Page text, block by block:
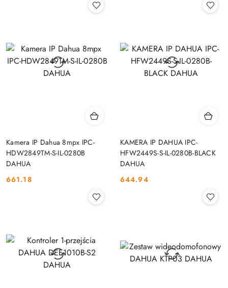
Kamera IP Dahua 8mpx IPC-
HDW2849TM-S-IL-0280B
DAHUA
Cena:
661.18
KAMERA IP DAHUA IPC-
HFW2449S-S-IL-0280B-BLACK
DAHUA
Cena:
644.94